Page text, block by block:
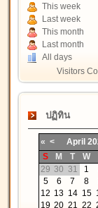
This week
Last week
This month
Last month
All days
Visitors
ปฏิทิน
« < April
S
M T W
29 30 31 1
5
6 7 8
12 13 14 15
19 20 21 22